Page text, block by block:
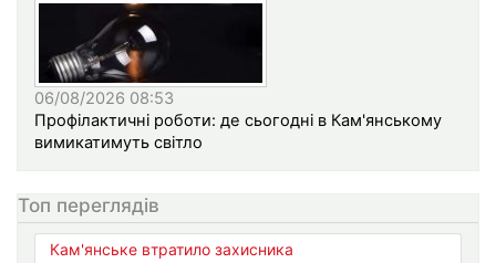
06/08/2026 08:53
Профілактичні роботи: де сьогодні в Кам'янському
вимикатимуть світло
Топ переглядів
Кам'янське втратило захисника